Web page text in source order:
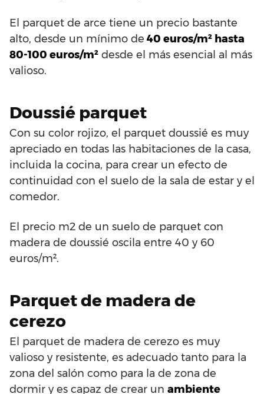
El parquet de arce tiene un precio bastante
alto, desde un mínimo de 40 euros/m² hasta
80-100 euros/m² desde el más esencial al más
valioso.
Doussié parquet
Con su color rojizo, el parquet doussié es muy
apreciado en todas las habitaciones de la casa,
incluida la cocina, para crear un efecto de
continuidad con el suelo de la sala de estar y el
comedor.
El precio m2 de un suelo de parquet con
madera de doussié oscila entre 40 y 60
euros/m².
Parquet de madera de
cerezo
El parquet de madera de cerezo es muy
valioso y resistente, es adecuado tanto para la
zona del salón como para la de zona de
dormir y es capaz de crear un ambiente